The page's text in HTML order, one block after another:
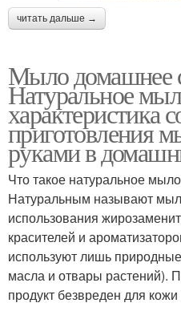
читать дальше →
Мыло домашнее
Натуральное
характеристика
приготовления
руками в
Что такое натуральное
Натуральным называют
использования
красителей и
используют лишь
масла и отвары растений).
продукт безвреден для